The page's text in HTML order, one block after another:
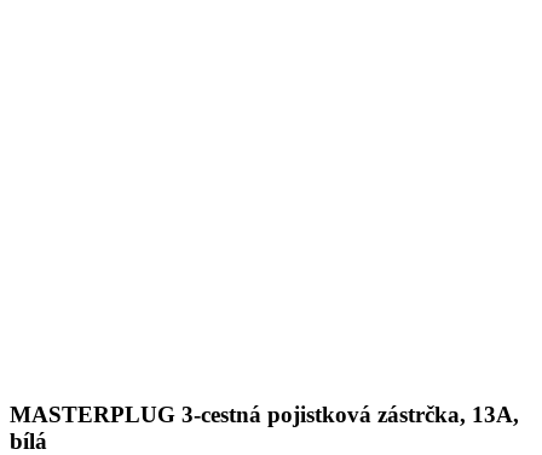
MASTERPLUG 3-cestná pojistková zástrčka, 13A,
bílá